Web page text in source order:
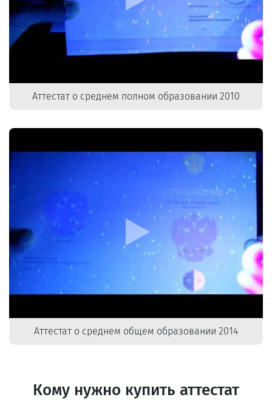
Аттестат о среднем полном образовании 2010
Аттестат о среднем общем образовании 2014
Кому нужно купить аттестат